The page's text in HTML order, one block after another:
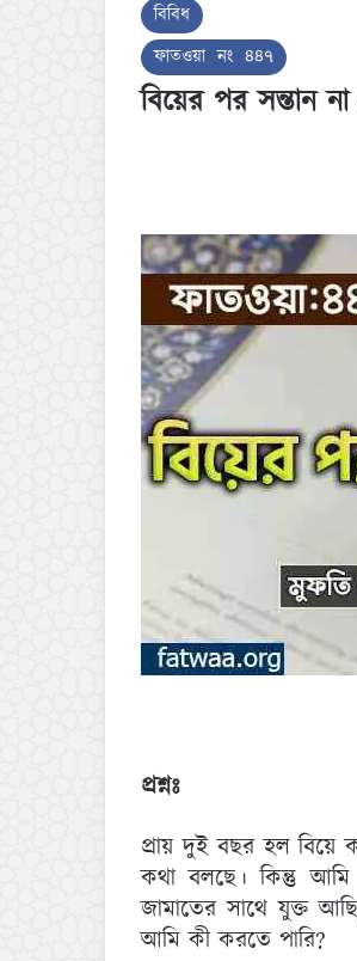
বিবিধ
ফাতওয়া নং ৪৪৭
বিয়ের পর সন্তান
প্রশ্নঃ
প্রায় দুই বছর হল বিয়ে
কথা বলছে। কিন্তু আমি
জামাতের সাথে যুক্ত
আমি কী করতে পারি?